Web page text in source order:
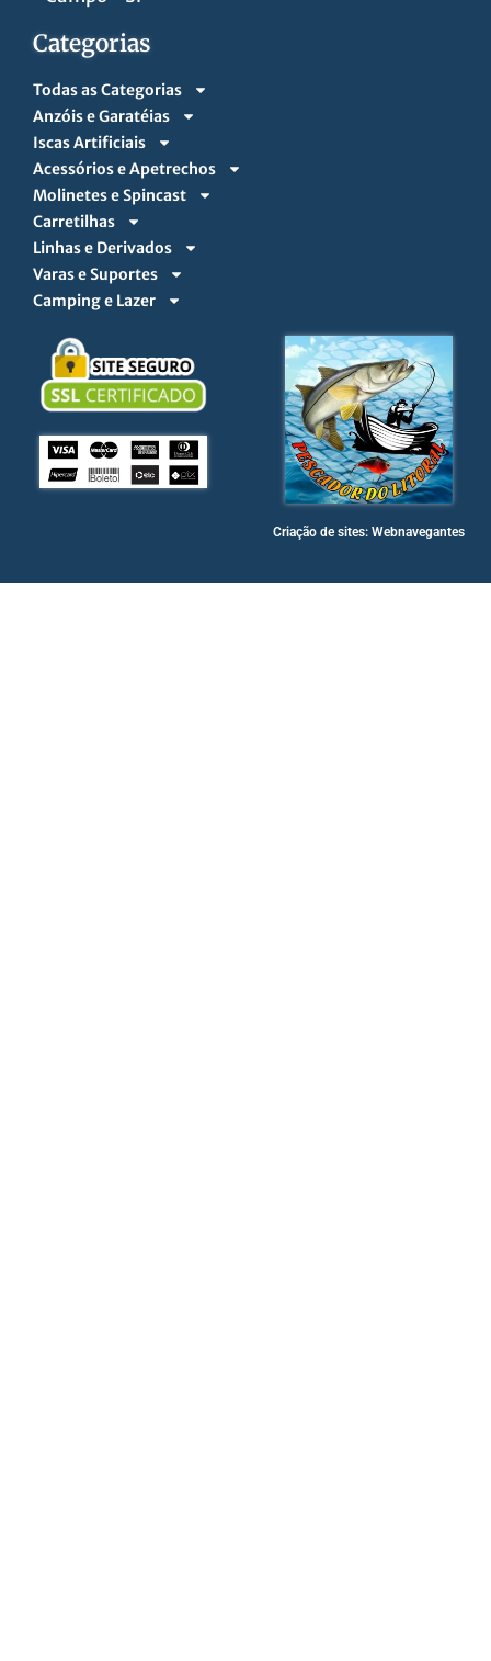
Categorias
Todas as Categorias
Anzóis e Garatéias
Iscas Artificiais
Acessórios e Apetrechos
Molinetes e Spincast
Carretilhas
Linhas e Derivados
Varas e Suportes
Camping e Lazer
Criação de sites: Webnavegantes